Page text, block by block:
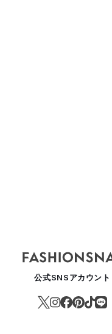
空山基、iPhoneやAirPods
公式SNSアカウント